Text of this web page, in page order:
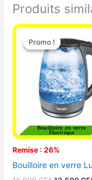
Produits
Promo !
Remise : 26%
Promo !
Bouilloire en verre
Le
prix
initial
16.900